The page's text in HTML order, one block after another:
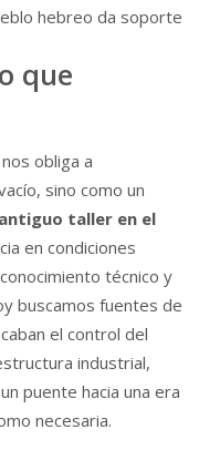
hebreo da soporte
que
obliga a
sino como un
antiguo taller en el
en condiciones
técnico y
buscamos fuentes de
el control del
industrial,
puente hacia una era
necesaria.